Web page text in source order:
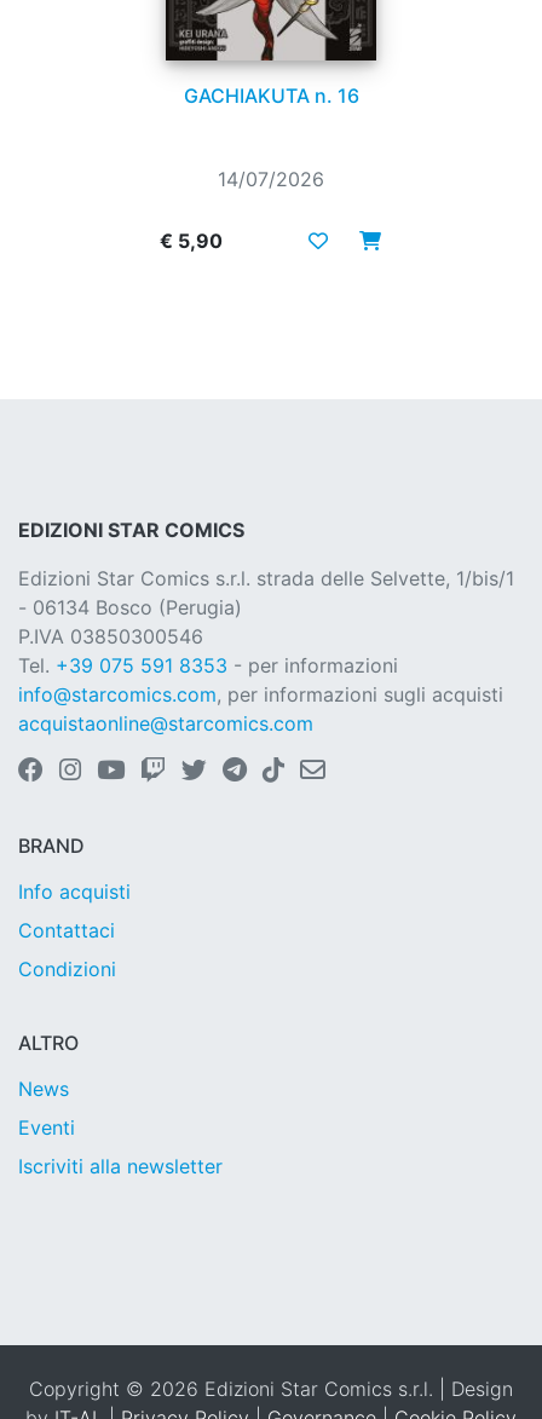
GACHIAKUTA n. 16
14/07/2026
€ 5,90
EDIZIONI STAR COMICS
Edizioni Star Comics s.r.l. strada delle Selvette, 1/bis/1
- 06134 Bosco (Perugia)
P.IVA 03850300546
Tel. +39 075 591 8353 - per informazioni
info@starcomics.com, per informazioni sugli acquisti
acquistaonline@starcomics.com
BRAND
Info acquisti
Contattaci
Condizioni
ALTRO
News
Eventi
Iscriviti alla newsletter
Copyright © 2026 Edizioni Star Comics s.r.l. | Design